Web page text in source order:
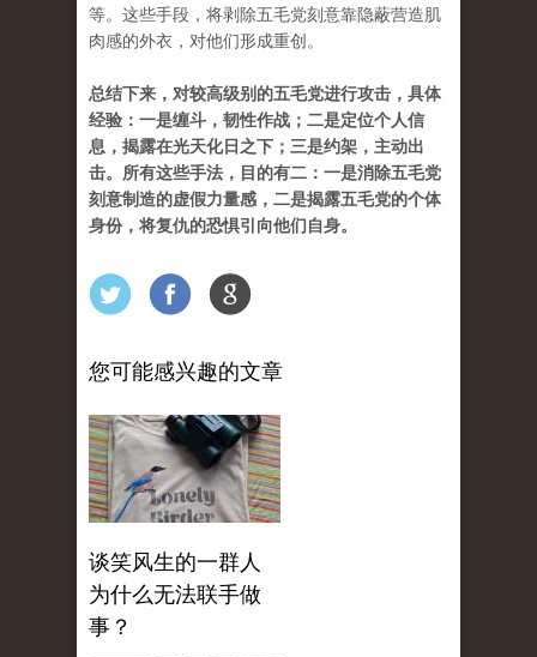
等。这些手段，将剥除五毛党刻意靠隐蔽营造肌
肉感的外衣，对他们形成重创。
总结下来，对较高级别的五毛党进行攻击，具体
经验：一是缠斗，韧性作战；二是定位个人信
息，揭露在光天化日之下；三是约架，主动出
击。所有这些手法，目的有二：一是消除五毛党
刻意制造的虚假力量感，二是揭露五毛党的个体
身份，将复仇的恐惧引向他们自身。
您可能感兴趣的文章
谈笑风生的一群人
为什么无法联手做
事？